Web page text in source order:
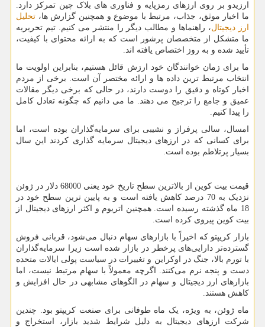
ارزیدو بر روی ارزهای رمزپایه و فناوری های بلاک چین تمرکز دارد.
ما اخبار موثق، جذاب، مرتبط با موضوع و همچنین گزارش ها، تحلیل
ارز دیجیتال، راهنماها و مطالب دیگر را منتشر می کنیم. تیم تحریریه
ما متشکل از متخصصان پرشور است که به ارائه محتوای با کیفیت،
تأیید شده و به روز اختصاص یافته اند.
ما برای زمان خوانندگان خود ارزش قائل هستیم، بنابراین اولویت ما
انتخاب مرتبط ترین داده ها و ارائه مختصر آن است. برخی از مردم
اخبار کوتاه و دقیق را دوست دارند، در حالی که برخی دیگر مقالات
عمیق و جامع را ترجیح می دهند. ما می دانیم که چگونه تعادل کامل
را پیدا کنیم.
امسال، سالی پرفراز و نشیبی برای سرمایه‌گذاران بوده است، اما
برای کسانی که در ارزهای دیجیتال سرمایه گذاری کردند این سال
بسیار پرتلاطم بوده است.
قیمت بیت کوین از بالاترین سطح تاریخ خود یعنی 68000 دلار در ژوئن
نزدیک به 70 درصد کاهش یافته است و به پایین ترین سطح خود در
18 ماه گذشته رسیده است. همچنین اتریوم و اکثر ارزهای دیجیتال از
بیت کوین پیروی کرده است.
بازار کریپتو که اخیراً با بازارهای سهام دنبال می‌شود، قربانی فروش
گسترده‌تر دارایی‌های پرخطر در بازار شده است زیرا سرمایه‌گذاران
با تورم بالا، جنگ در اوکراین و تغییرات در سیاست پولی ایالات متحده
دست و پنجه نرم می‌کنند. اگرچه معمولاً با سهام مرتبط نیست، اما
بازارهای ارز دیجیتال و سهام در الگوهای مشابهی در حال افزایش و
کاهش هستند.
ماه ژوئن، به ویژه، یک ماه طوفانی برای صنعت کریپتو بود. چندین
شرکت ارزهای دیجیتال به دلیل شرایط شدید بازار، استخراج و